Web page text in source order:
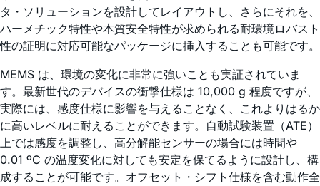
タ・ソリューションを設計してレイアウトし、さらにそれを、
ハーメチック特性や本質安全特性が求められる耐環境ロバスト
性の証明に対応可能なパッケージに挿入することも可能です。
MEMS は、環境の変化に非常に強いことも実証されていま
す。最新世代のデバイスの衝撃仕様は 10,000 g 程度ですが、
実際には、感度仕様に影響を与えることなく、これよりはるか
に高いレベルに耐えることができます。自動試験装置（ATE）
上では感度を調整し、高分解能センサーの場合には時間や
0.01 ºC の温度変化に対しても安定を保てるように設計し、構
成することが可能です。オフセット・シフト仕様を含む動作全